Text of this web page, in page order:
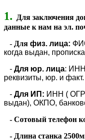
1.
Для заключения
данные к нам на эл.
- Для физ. лица:
когда выдан,
- Для юр. лица:
реквизиты, юр. и
- Для ИП: ИНН (
выдан), ОКПО,
- Cотовый телефон
- Длина станка